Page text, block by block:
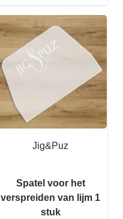
Jig&Puz
Spatel voor het
verspreiden van lijm 1
stuk